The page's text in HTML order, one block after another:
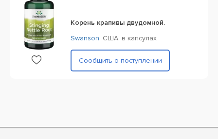
Корень крапивы двудомной.
Swanson, США, в капсулах
Сообщить о поступлении